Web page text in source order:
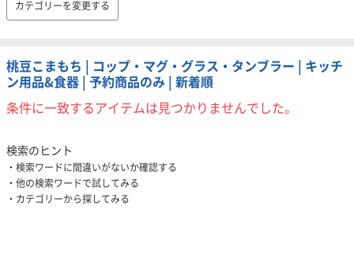
カテゴリーを変更する
桃豆こまもち | コップ・マグ・グラス・タンブラー | キッチ
ン用品&食器 | 予約商品のみ | 新着順
条件に一致するアイテムは見つかりませんでした。
検索のヒント
検索ワードに間違いがないか確認する
他の検索ワードで試してみる
カテゴリーから探してみる